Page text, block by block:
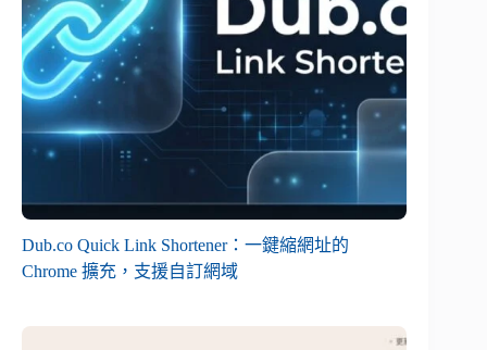
Dub.co Quick Link Shortener：一鍵縮網址的
Chrome 擴充，支援自訂網域